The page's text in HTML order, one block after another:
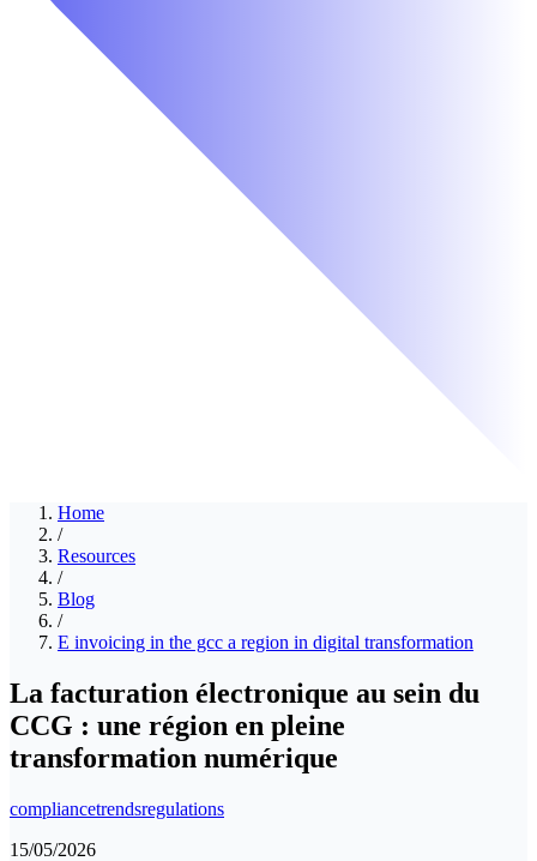
Home
/
Resources
/
Blog
/
E invoicing in the gcc a region in digital transformation
La facturation électronique au sein du
CCG : une région en pleine
transformation numérique
compliancetrendsregulations
15/05/2026